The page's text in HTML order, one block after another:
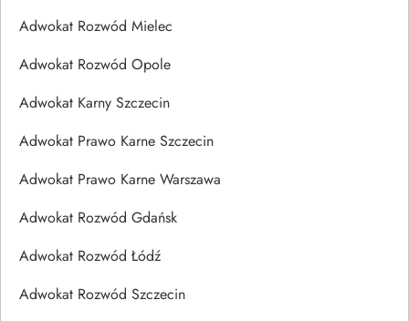
Adwokat Rozwód Mielec
Adwokat Rozwód Opole
Adwokat Karny Szczecin
Adwokat Prawo Karne Szczecin
Adwokat Prawo Karne Warszawa
Adwokat Rozwód Gdańsk
Adwokat Rozwód Łódź
Adwokat Rozwód Szczecin